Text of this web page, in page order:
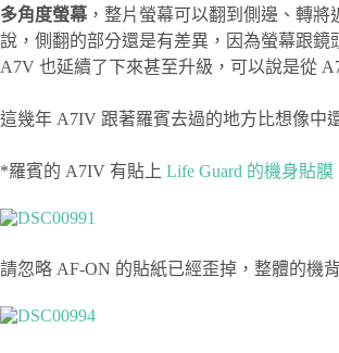
多角度螢幕，整片螢幕可以翻到側邊、轉將
說，側翻的部分還是有差異，因為螢幕跟
A7V 也延續了下來甚至升級，可以說是從
這幾年 A7IV 跟著羅賓去過的地方比想像中
*羅賓的 A7IV 有貼上 Life Guard 的機身貼膜
請忽略 AF-ON 的貼紙已經歪掉，整體的機